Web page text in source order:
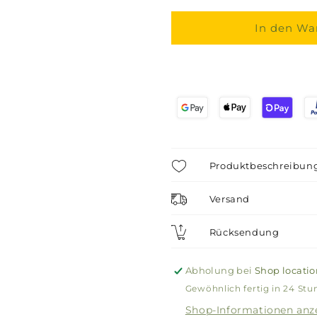
Herzenswünsche
(Nachfüllpack)In den
Versand
Rücksendung
Abholung bei Shop
Gewöhnlich fertig in 24
Shop-Informationen